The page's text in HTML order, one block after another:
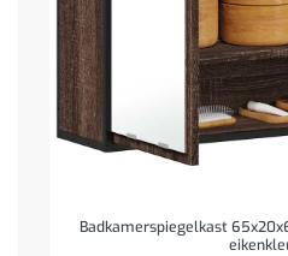
Badkamerspiegelkast